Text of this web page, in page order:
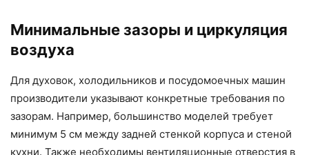
Минимальные зазоры и циркуляция
воздуха
Для духовок, холодильников и посудомоечных машин
производители указывают конкретные требования по
зазорам. Например, большинство моделей требует
минимум 5 см между задней стенкой корпуса и стеной
кухни. Также необходимы вентиляционные отверстия в